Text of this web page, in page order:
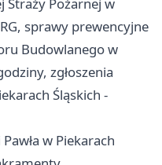
Straży Pożarnej w
sprawy prewencyjne
Budowlanego w
zgłoszenia
Śląskich -
w Piekarach